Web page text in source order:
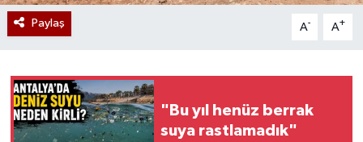
Paylaş A- A+
"Bu yıl henüz berrak
suya rastlamadık"